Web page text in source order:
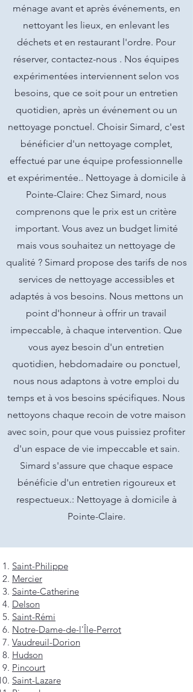
ménage avant et après événements, en
nettoyant les lieux, en enlevant les
déchets et en restaurant l'ordre. Pour
réserver, contactez-nous . Nos équipes
expérimentées interviennent selon vos
besoins, que ce soit pour un entretien
quotidien, après un événement ou un
nettoyage ponctuel. Choisir Simard, c'est
bénéficier d'un nettoyage complet,
effectué par une équipe professionnelle
et expérimentée.. Nettoyage à domicile à
Pointe-Claire: Chez Simard, nous
comprenons que le prix est un critère
important. Vous avez un budget limité
mais vous souhaitez un nettoyage de
qualité ? Simard propose des tarifs de nos
services de nettoyage accessibles et
adaptés à vos besoins. Nous mettons un
point d'honneur à offrir un travail
impeccable, à chaque intervention. Que
vous ayez besoin d'un entretien
quotidien, hebdomadaire ou ponctuel,
nous nous adaptons à votre emploi du
temps et à vos besoins spécifiques. Nous
nettoyons chaque recoin de votre maison
avec soin, pour que vous puissiez profiter
d'un espace de vie impeccable et sain.
Simard s'assure que chaque espace
bénéficie d'un entretien rigoureux et
respectueux.: Nettoyage à domicile à
Pointe-Claire.
Saint-Philippe
Mercier
Sainte-Catherine
Delson
Saint-Rémi
Notre-Dame-de-l'Île-Perrot
Vaudreuil-Dorion
Hudson
Pincourt
Saint-Lazare